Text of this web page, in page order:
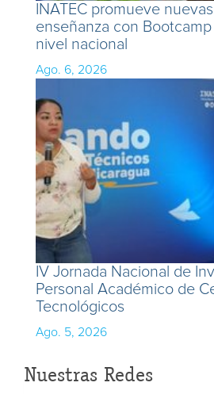
INATEC promueve
enseñanza con
nivel nacional
Ago. 6, 2026
IV Jornada Nacional de
Personal Académico de
Tecnológicos
Ago. 5, 2026
Nuestras Redes